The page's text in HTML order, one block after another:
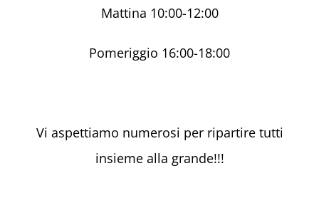
Mattina 10:00-12:00
Pomeriggio 16:00-18:00
Vi aspettiamo numerosi per ripartire tutti
insieme alla grande!!!